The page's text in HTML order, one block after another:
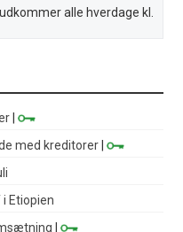
alle hverdage kl.
|
med kreditorer |
Etiopien
|